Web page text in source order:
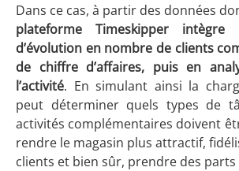
Dans ce cas, à partir des données
plateforme Timeskipper intègre
d’évolution en nombre de clients
de chiffre d’affaires, puis en
l’activité. En simulant ainsi la
peut déterminer quels types de
activités complémentaires doivent
rendre le magasin plus attractif,
clients et bien sûr, prendre des parts